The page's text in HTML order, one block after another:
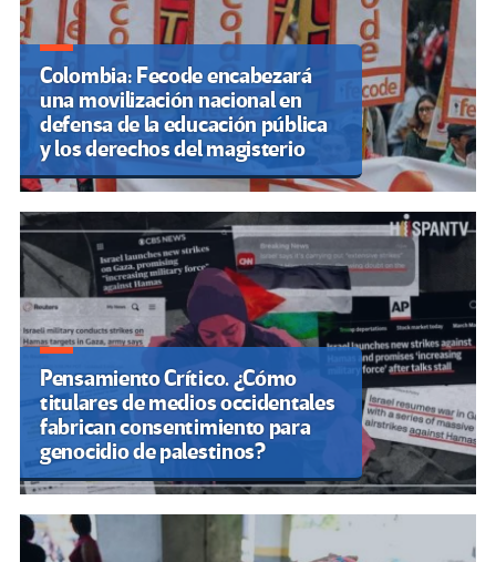
Colombia: Fecode encabezará
una movilización nacional en
defensa de la educación pública
y los derechos del magisterio
Pensamiento Crítico. ¿Cómo
titulares de medios occidentales
fabrican consentimiento para
genocidio de palestinos?